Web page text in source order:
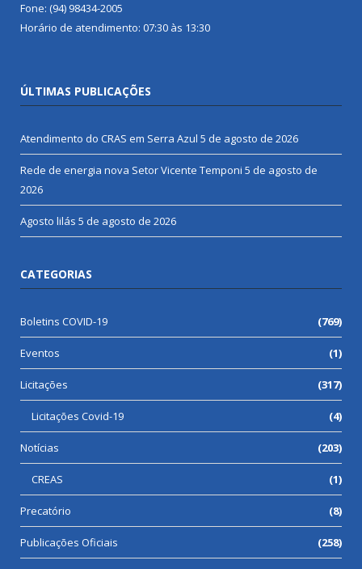
Fone: (94) 98434-2005
Horário de atendimento: 07:30 às 13:30
ÚLTIMAS PUBLICAÇÕES
Atendimento do CRAS em Serra Azul 5 de agosto de 2026
Rede de energia nova Setor Vicente Temponi 5 de agosto de
2026
Agosto lilás 5 de agosto de 2026
CATEGORIAS
Boletins COVID-19 (769)
Eventos (1)
Licitações (317)
Licitações Covid-19 (4)
Notícias (203)
CREAS (1)
Precatório (8)
Publicações Oficiais (258)